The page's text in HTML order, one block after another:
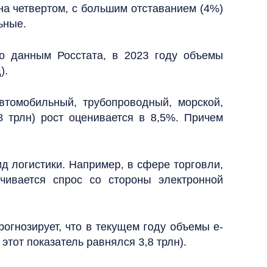
четвертом, с большим отставанием (4%)
данным Росстата, в 2023 году объемы
трубопроводный, морской,
рост оценивается в 8,5%. Причем
логистики. Например, в сфере торговли,
спрос со стороны электронной
что в текущем году объемы e-
показатель равнялся 3,8 трлн).